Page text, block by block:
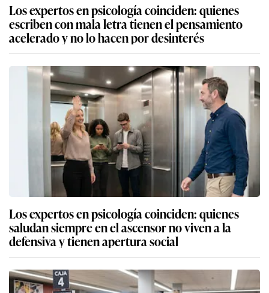
Los expertos en psicología coinciden: quienes
escriben con mala letra tienen el pensamiento
acelerado y no lo hacen por desinterés
Los expertos en psicología coinciden: quienes
saludan siempre en el ascensor no viven a la
defensiva y tienen apertura social